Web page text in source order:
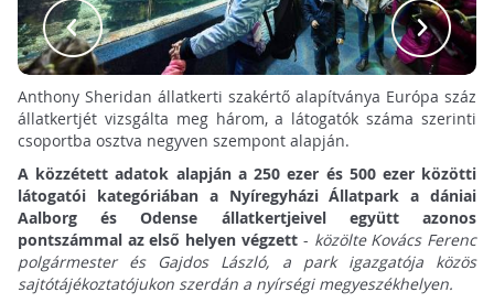
Anthony Sheridan állatkerti szakértő alapítványa Európa száz
állatkertjét vizsgálta meg három, a látogatók száma szerinti
csoportba osztva negyven szempont alapján.
A közzétett adatok alapján a 250 ezer és 500 ezer közötti
látogatói kategóriában a Nyíregyházi Állatpark a dániai
Aalborg és Odense állatkertjeivel együtt azonos
pontszámmal az első helyen végzett - közölte Kovács Ferenc
polgármester és Gajdos László, a park igazgatója közös
sajtótájékoztatójukon szerdán a nyírségi megyeszékhelyen.